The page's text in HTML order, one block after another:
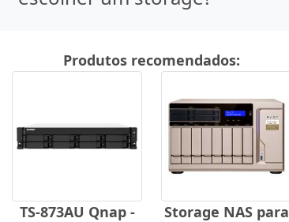
Produtos recomendados:
TS-873AU Qnap -
Storage NAS para